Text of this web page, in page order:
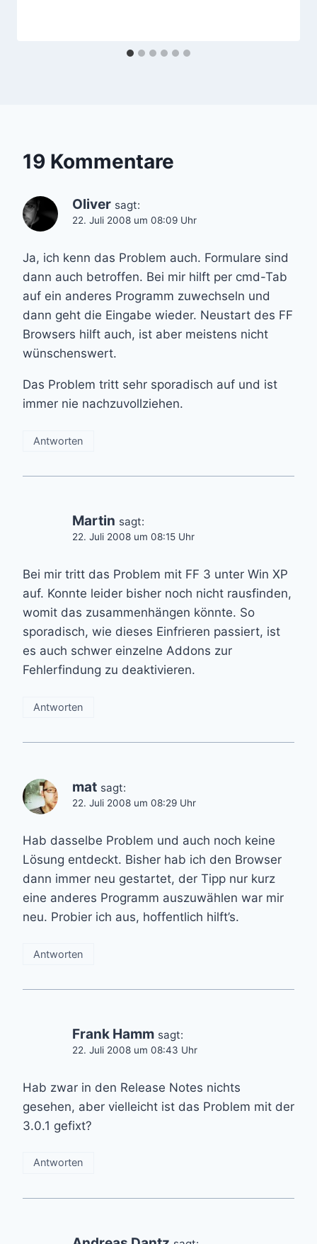
19 Kommentare
Oliver sagt:
22. Juli 2008 um 08:09 Uhr
Ja, ich kenn das Problem auch. Formulare sind
dann auch betroffen. Bei mir hilft per cmd-Tab
auf ein anderes Programm zuwechseln und
dann geht die Eingabe wieder. Neustart des FF
Browsers hilft auch, ist aber meistens nicht
wünschenswert.
Das Problem tritt sehr sporadisch auf und ist
immer nie nachzuvollziehen.
Antworten
Martin sagt:
22. Juli 2008 um 08:15 Uhr
Bei mir tritt das Problem mit FF 3 unter Win XP
auf. Konnte leider bisher noch nicht rausfinden,
womit das zusammenhängen könnte. So
sporadisch, wie dieses Einfrieren passiert, ist
es auch schwer einzelne Addons zur
Fehlerfindung zu deaktivieren.
Antworten
mat sagt:
22. Juli 2008 um 08:29 Uhr
Hab dasselbe Problem und auch noch keine
Lösung entdeckt. Bisher hab ich den Browser
dann immer neu gestartet, der Tipp nur kurz
eine anderes Programm auszuwählen war mir
neu. Probier ich aus, hoffentlich hilft’s.
Antworten
Frank Hamm sagt:
22. Juli 2008 um 08:43 Uhr
Hab zwar in den Release Notes nichts
gesehen, aber vielleicht ist das Problem mit der
3.0.1 gefixt?
Antworten